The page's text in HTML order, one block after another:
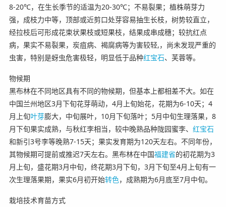
8-20℃，在生长季节的适温为20-30℃；不易裂果；植株萌芽力
强，成枝力中等，顶部或近剪口处芽容易抽生长枝，树势较直立，
经拉枝后可形成花束状果枝或短果枝，结果成串成穗；较抗红点
病，果实不易裂果，炭疽病、褐腐病等为害较轻,，尚未发现严重的
虫害，特别是蚜虫危害极轻，明显低于品种红宝石、芙蓉等。
物候期
黑布林在不同地区具有不同的物候期，但基本上都相差不大。如在
中国兰州地区3月下旬花芽萌动，4月上旬始花，花期为6-10天；4
月上旬叶芽膨大，中旬展叶，10月下旬落叶；5月中旬生理落果，8
月下旬果实成熟，与秋红李相当，较中晚熟品种陇园蜜李、 红宝石
和新引3号李等晚熟7-15天；果实发育期为120天左右。不同年份，
其物候期可提前或推迟7天左右。黑布林在中国福建省的初花期为3
月上旬，盛花期3月中旬，终花期3月下旬，3月下旬至4月上旬有一
次生理落果期，果实6月初开始转色，成熟期为6月底至7月中旬。
栽培技术育苗方式